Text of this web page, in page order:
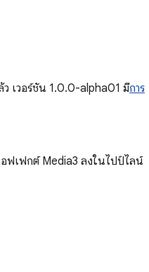
ว เวอร์ชัน 1.0.0-alpha01 มีการ
อฟเฟกต์ Media3 ลงในไปป์ไลน์